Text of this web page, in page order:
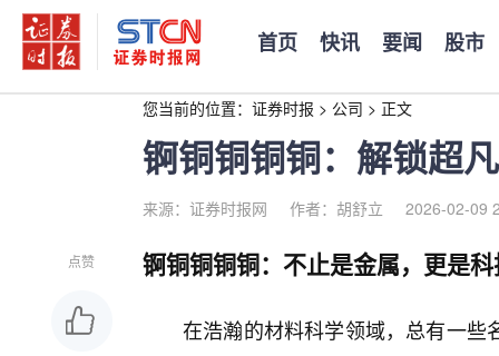
首页 快讯 要闻 股市
您当前的位置： 证券时报 > 公司 > 正文
锕铜铜铜铜：解锁超
来源：证券时报网 作者：胡舒立 2026-02-09
点赞 锕铜铜铜铜：不止是金属，更是
在浩瀚的材料科学领域，总有一些